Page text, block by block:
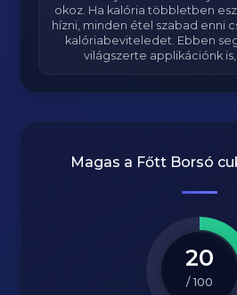
okoz. Ha kalória többletben
hízni, minden étel szabad enni
kalóriabeviteledet. Ebben
világszerte applikációnk is,
Magas a Főtt Borsó
20
/ 100